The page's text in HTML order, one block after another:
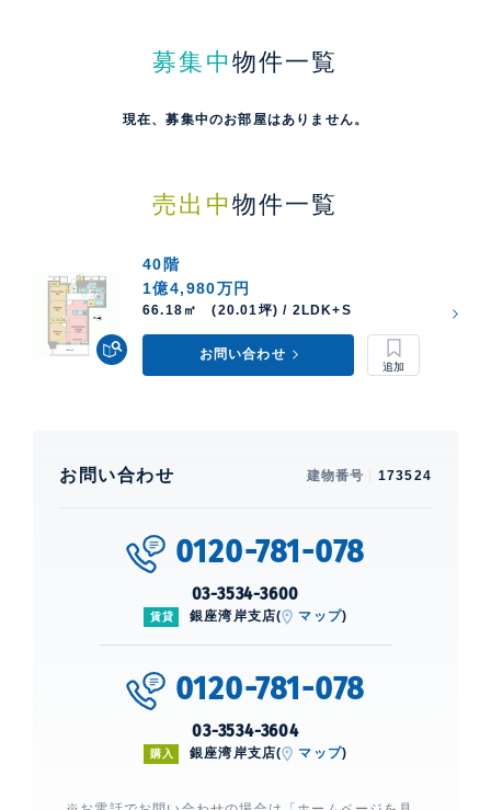
募集中 物件一覧
現在、募集中のお部屋はありません。
売出中 物件一覧
40階
1億4,980万円
66.18㎡ (20.01坪) / 2LDK+S
お問い合わせ
お問い合わせ 建物番号 173524
0120-781-078
03-3534-3600
賃貸 銀座湾岸支店( マップ)
0120-781-078
03-3534-3604
購入 銀座湾岸支店( マップ)